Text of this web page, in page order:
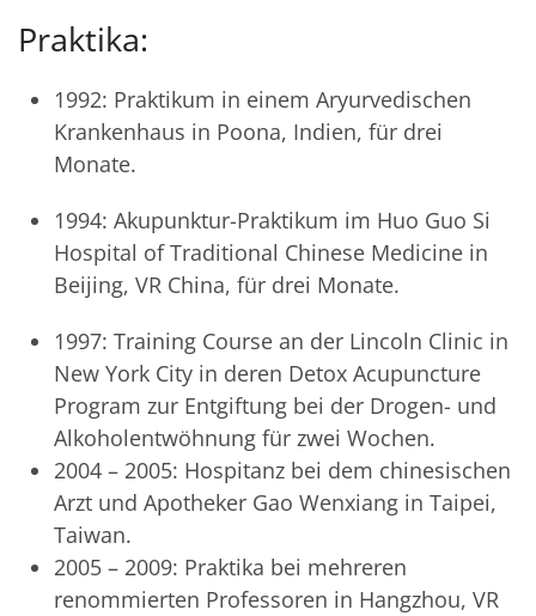
Praktika:
1992: Praktikum in einem Aryurvedischen
Krankenhaus in Poona, Indien, für drei
Monate.
1994: Akupunktur-Praktikum im Huo Guo Si
Hospital of Traditional Chinese Medicine in
Beijing, VR China, für drei Monate.
1997: Training Course an der Lincoln Clinic in
New York City in deren Detox Acupuncture
Program zur Entgiftung bei der Drogen- und
Alkoholentwöhnung für zwei Wochen.
2004 – 2005: Hospitanz bei dem chinesischen
Arzt und Apotheker Gao Wenxiang in Taipei,
Taiwan.
2005 – 2009: Praktika bei mehreren
renommierten Professoren in Hangzhou, VR